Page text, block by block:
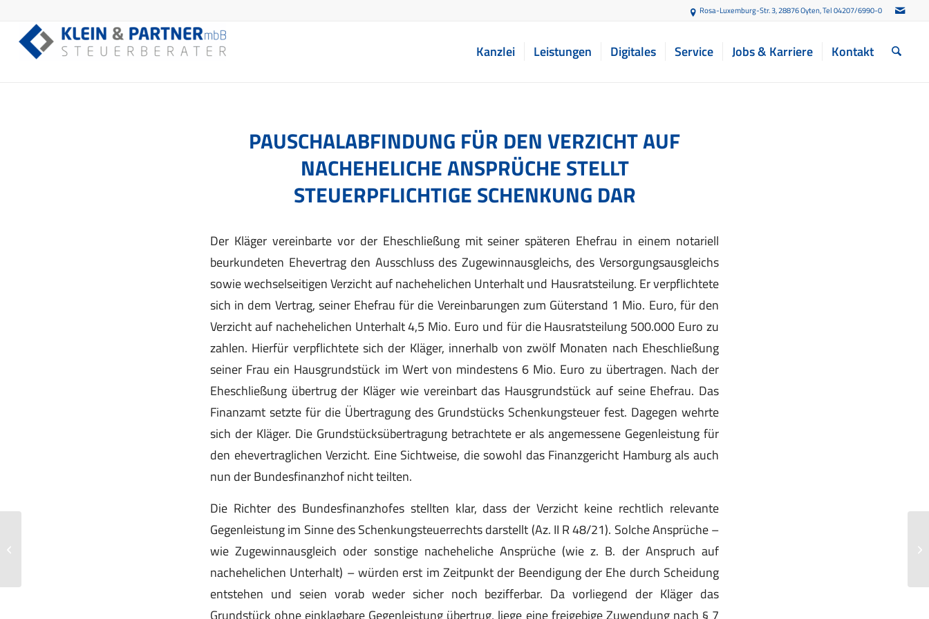
Rosa-Luxemburg-Str. 3, 28876 Oyten, Tel 04207/6990-0
Kanzlei Leistungen Digitales Service Jobs & Karriere Kontakt
PAUSCHALABFINDUNG FÜR DEN VERZICHT AUF
NACHEHELICHE ANSPRÜCHE STELLT
STEUERPFLICHTIGE SCHENKUNG DAR
Der Kläger vereinbarte vor der Eheschließung mit seiner späteren Ehefrau in einem notariell
beurkundeten Ehevertrag den Ausschluss des Zugewinnausgleichs, des Versorgungsausgleichs
sowie wechselseitigen Verzicht auf nachehelichen Unterhalt und Hausratsteilung. Er verpflichtete
sich in dem Vertrag, seiner Ehefrau für die Vereinbarungen zum Güterstand 1 Mio. Euro, für den
Verzicht auf nachehelichen Unterhalt 4,5 Mio. Euro und für die Hausratsteilung 500.000 Euro zu
zahlen. Hierfür verpflichtete sich der Kläger, innerhalb von zwölf Monaten nach Eheschließung
seiner Frau ein Hausgrundstück im Wert von mindestens 6 Mio. Euro zu übertragen. Nach der
Eheschließung übertrug der Kläger wie vereinbart das Hausgrundstück auf seine Ehefrau. Das
Finanzamt setzte für die Übertragung des Grundstücks Schenkungsteuer fest. Dagegen wehrte
sich der Kläger. Die Grundstücksübertragung betrachtete er als angemessene Gegenleistung für
den ehevertraglichen Verzicht. Eine Sichtweise, die sowohl das Finanzgericht Hamburg als auch
nun der Bundesfinanzhof nicht teilten.
Die Richter des Bundesfinanzhofes stellten klar, dass der Verzicht keine rechtlich relevante
Gegenleistung im Sinne des Schenkungsteuerrechts darstellt (Az. II R 48/21). Solche Ansprüche –
wie Zugewinnausgleich oder sonstige nacheheliche Ansprüche (wie z. B. der Anspruch auf
nachehelichen Unterhalt) – würden erst im Zeitpunkt der Beendigung der Ehe durch Scheidung
entstehen und seien vorab weder sicher noch bezifferbar. Da vorliegend der Kläger das
Grundstück ohne einklagbare Gegenleistung übertrug, liege eine freigebige Zuwendung nach § 7